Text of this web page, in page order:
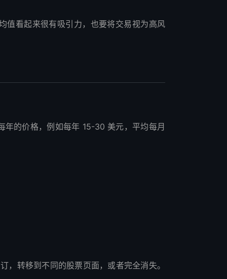
值看起来很有吸引力，也要将交易视为高风
年的价格，例如每年 15-30 美元，平均每月
，转移到不同的股票页面，或者完全消失。